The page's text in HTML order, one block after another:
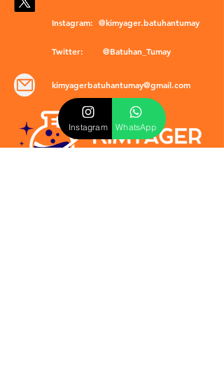
Instagram: @kimyager.batuhantumay
Twitter: @Batuhan_Tumay
kimyagerbatuhantumay@gmail.com
Instagram WhatsApp